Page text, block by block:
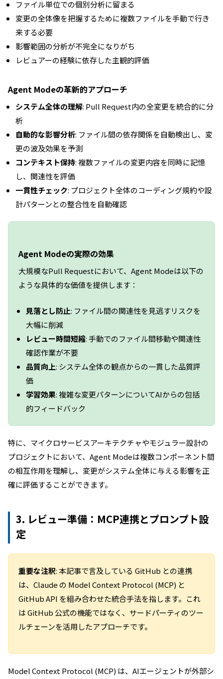
ファイル単位での個別分析に留まる
変更の全体像を把握するために複数ファイルを手動で行き
来する必要
影響範囲の分析が不完全になりがち
レビュアーの経験に依存した主観的評価
Agent Modeの革新的アプローチ
システム全体の理解: Pull Request内の全変更を統合的に分
析
自動的な影響分析: ファイル間の依存関係を自動検出し、変
更の波及効果を予測
コンテキスト保持: 複数ファイルの変更内容を同時に記憶
し、関連性を評価
一貫性チェック: プロジェクト全体のコーディング規約や設
計パターンとの整合性を自動確認
Agent Modeの実際の効果
大規模なPull Requestにおいて、Agent Modeは以下の
ような具体的な価値を提供します：
見落とし防止: ファイル間の関連性を見逃すリスクを
大幅に削減
レビュー時間短縮: 手動でのファイル間移動や関連性
確認作業が不要
品質向上: システム全体の観点からの一貫した品質評
価
学習効果: 複雑な変更パターンについてAIからの包括
的フィードバック
特に、マイクロサービスアーキテクチャやモジュラー設計の
プロジェクトにおいて、Agent Modeは複数コンポーネント間
の相互作用を理解し、変更がシステム全体に与える影響を正
確に評価することができます。
3. レビュー準備：MCP連携とプロンプト設
定
重要な注釈: 本記事で言及している GitHub との連携
は、Claude の Model Context Protocol (MCP) と
GitHub API を組み合わせた統合手法を指します。これ
は GitHub 公式の機能ではなく、サードパーティのツー
ルチェーンを活用したアプローチです。
Model Context Protocol (MCP) は、AIエージェントが外部シ